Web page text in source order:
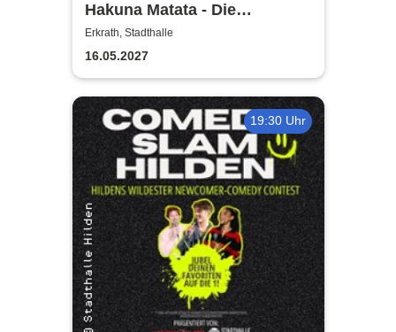
Hakuna Matata - Die
einzigartige große
Kindermusical-Gala
Erkrath, Stadthalle
16.05.2027
19:30 Uhr